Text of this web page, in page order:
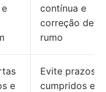
contínua e
correção de
rumo
e
Evite prazos
cumpridos e